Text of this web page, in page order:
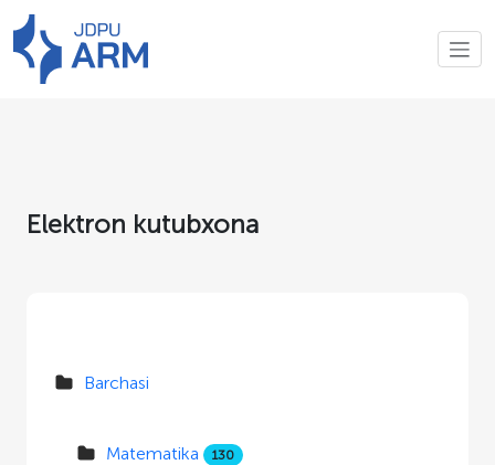
Elektron kutubxona
Barchasi
Matematika 130